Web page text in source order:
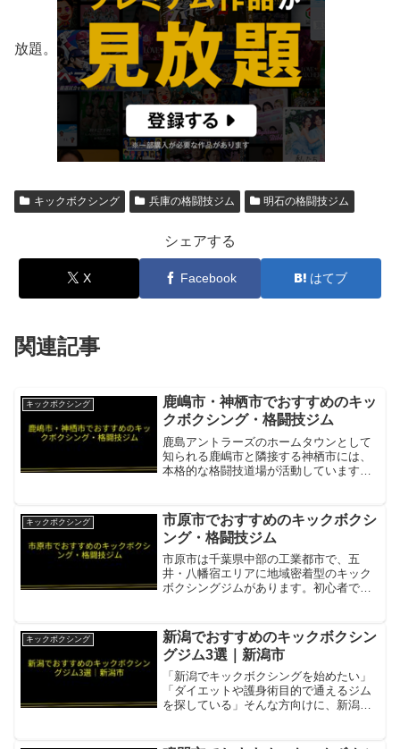
放題。
キックボクシング 兵庫の格闘技ジム 明石の格闘技ジム
シェアする
X Facebook はてブ
関連記事
キックボクシング
鹿嶋市・神栖市でおすすめのキッ
クボクシング・格闘技ジム
鹿島アントラーズのホームタウンとして
知られる鹿嶋市と隣接する神栖市には、
本格的な格闘技道場が活動しています。
道場鹿嶋・神栖エリアの総合格闘技・キ
ックボクシング・エクササ...
キックボクシング
市原市でおすすめのキックボクシ
ング・格闘技ジム
市原市は千葉県中部の工業都市で、五
井・八幡宿エリアに地域密着型のキック
ボクシングジムがあります。初心者でも
近くの地域密着型ジム。初心者から経験
者まで安心して通える。体...
キックボクシング
新潟でおすすめのキックボクシン
グジム3選｜新潟市
「新潟でキックボクシングを始めたい」
「ダイエットや護身術目的で通えるジム
を探している」そんな方向けに、新潟県